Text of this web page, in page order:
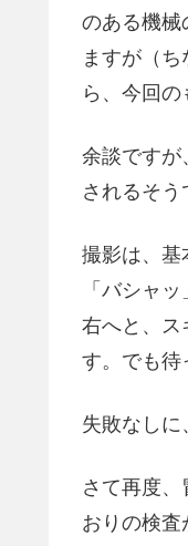
のある機械
ますが（
ら、今回の
余談ですが
されるそう
撮影は、基
「バシャ
右へと、ス
す。でも待
失敗なしに
さて再度
おりの検査